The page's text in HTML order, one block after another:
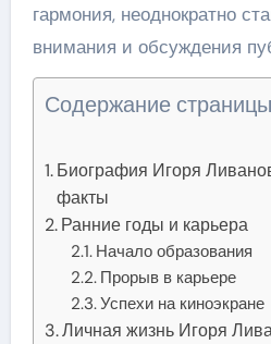
гармония, неоднократно
внимания и обсуждения
Содержание страницы
Биография Игоря
факты
Ранние годы и карьера
Начало образования
Прорыв в карьере
Успехи на киноэкране
Личная жизнь Игоря